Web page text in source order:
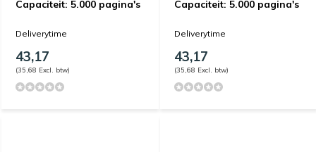
Capaciteit: 5.000 pagina's
Deliverytime
43,17
(35,68 Excl. btw)
Capaciteit: 5.000 pagina's
Deliverytime
43,17
(35,68 Excl. btw)